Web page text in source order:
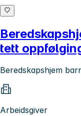
tett
Beredskapshjem
Arbeidsgiver